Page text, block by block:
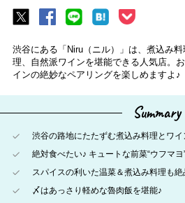
渋谷にある「Niru（ニル）」は、煮込み
理、自然派ワインを堪能できる人気店。
インの絶妙なペアリングを楽しめますよ♪
Summary
渋谷の路地にたたずむ煮込み料理とワイ
絶対食べたい♪ キュートな前菜“ウフマヨ
スパイスの利いた温菜＆煮込み料理も絶
〆はあっさり軽めな魯肉飯を堪能♪